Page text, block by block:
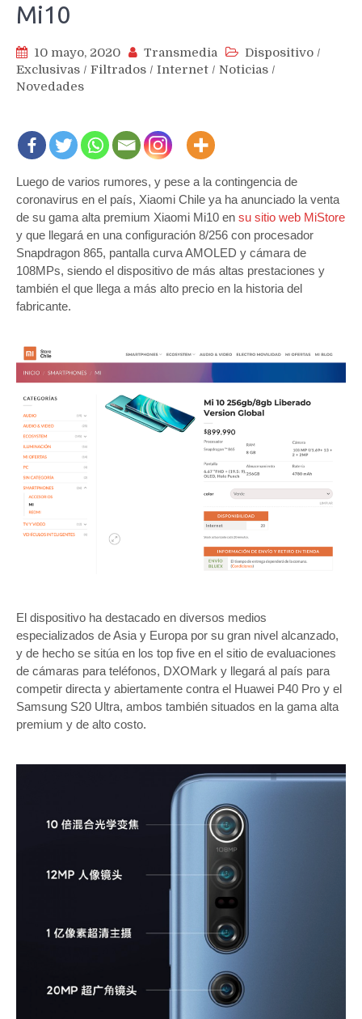
Mi10
10 mayo, 2020 Transmedia Dispositivo /
Exclusivas / Filtrados / Internet / Noticias /
Novedades
Luego de varios rumores, y pese a la contingencia de
coronavirus en el país, Xiaomi Chile ya ha anunciado la venta
de su gama alta premium Xiaomi Mi10 en su sitio web MiStore
y que llegará en una configuración 8/256 con procesador
Snapdragon 865, pantalla curva AMOLED y cámara de
108MPs, siendo el dispositivo de más altas prestaciones y
también el que llega a más alto precio en la historia del
fabricante.
El dispositivo ha destacado en diversos medios
especializados de Asia y Europa por su gran nivel alcanzado,
y de hecho se sitúa en los top five en el sitio de evaluaciones
de cámaras para teléfonos, DXOMark y llegará al país para
competir directa y abiertamente contra el Huawei P40 Pro y el
Samsung S20 Ultra, ambos también situados en la gama alta
premium y de alto costo.